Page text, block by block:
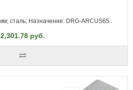
сталь; Назначение: DRG-ARCUS65..
2,301.78 руб.